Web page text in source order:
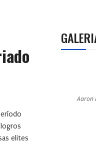
elites
Aaron